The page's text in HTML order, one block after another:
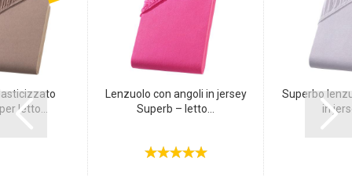
letto...
Lenzuolo con angoli in jersey
Superb – letto...
Superbo
in